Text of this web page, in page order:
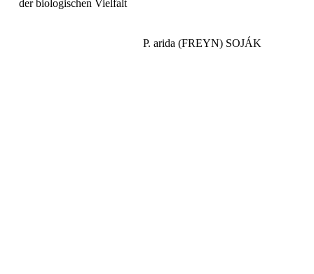
P. arida (FREYN) SOJÁK